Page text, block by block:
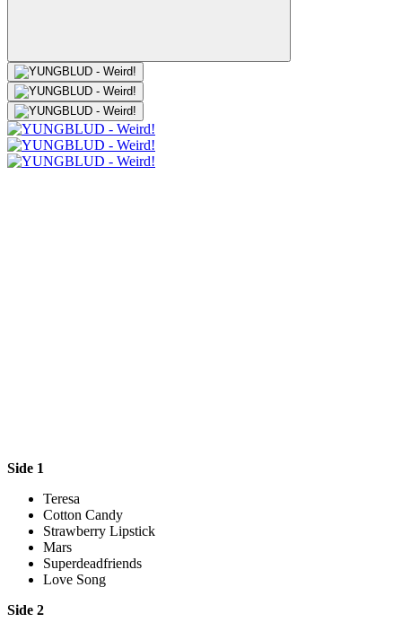
Side 1
Teresa
Cotton Candy
Strawberry Lipstick
Mars
Superdeadfriends
Love Song
Side 2